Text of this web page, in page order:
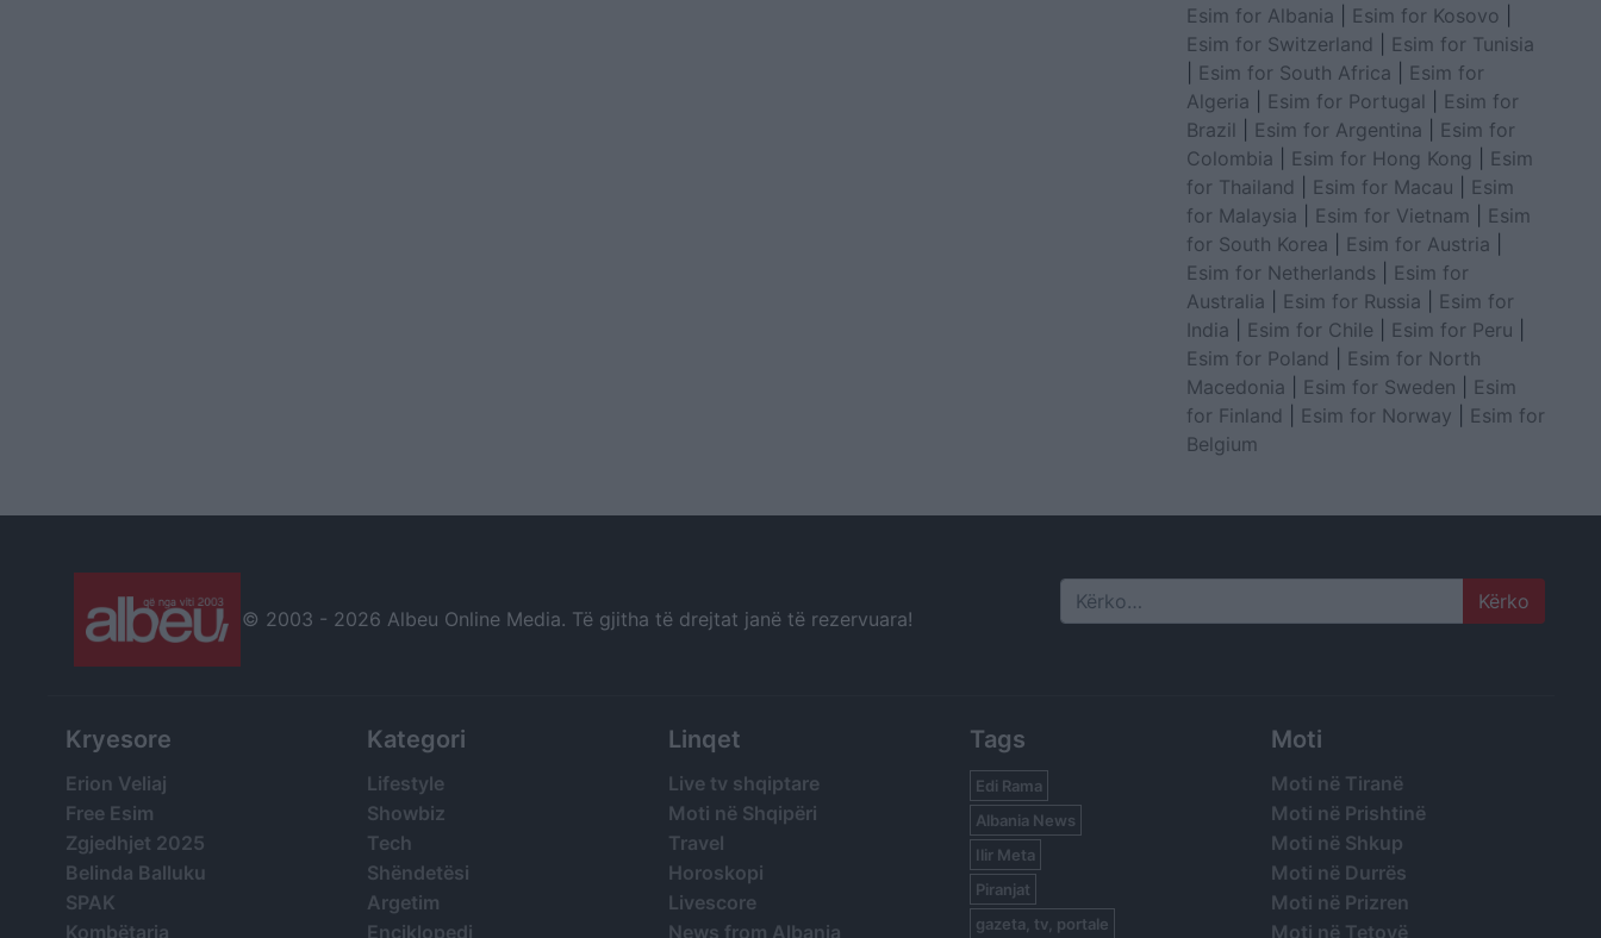
Esim for Albania
Esim for Kosovo
Esim for Switzerland
Esim for Tunisia
Esim for South Africa
Esim for
Algeria
Esim for Portugal
Esim for
Brazil
Esim for Argentina
Esim for
Colombia
Esim for Hong Kong
Esim
for Thailand
Esim for Macau
Esim
for Malaysia
Esim for Vietnam
Esim
for South Korea
Esim for Austria
Esim for Netherlands
Esim for
Australia
Esim for Russia
Esim for
India
Esim for Chile Esim for Peru
Esim for Poland
Esim for North
Macedonia
Esim for Sweden
Esim
for Finland
Esim for Norway
Esim for
Belgium
© 2003 - 2026 Albeu Online Media. Të gjitha të drejtat janë të rezervuara! Search
Kryesore
Erion Veliaj
Free Esim
Zgjedhjet 2025
Belinda Balluku
SPAK
Kombëtarja
Kategori
Lifestyle
Showbiz
Tech
Shëndetësi
Argetim
Enciklopedi
Linqet
Live tv shqiptare
Moti në Shqipëri
Travel
Horoskopi
Livescore
News from Albania
Tags
Edi Rama
Albania News
Ilir Meta
Piranjat
gazeta, tv, portale
Moti
Moti në Tiranë
Moti në Prishtinë
Moti në Shkup
Moti në Durrës
Moti në Prizren
Moti në Tetovë